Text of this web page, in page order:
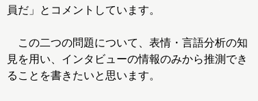
員だ」とコメントしています。
この二つの問題について、表情・言語分析の知
見を用い、インタビューの情報のみから推測でき
ることを書きたいと思います。